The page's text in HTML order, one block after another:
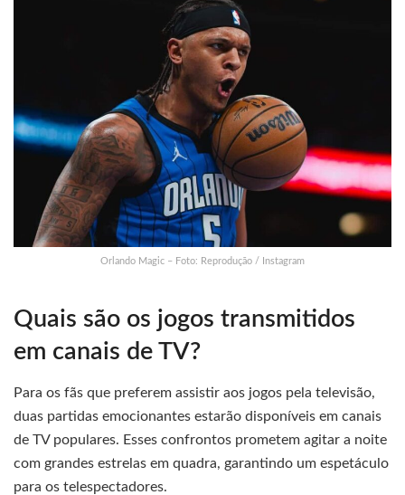
Orlando Magic – Foto: Reprodução / Instagram
Quais são os jogos transmitidos
em canais de TV?
Para os fãs que preferem assistir aos jogos pela televisão,
duas partidas emocionantes estarão disponíveis em canais
de TV populares. Esses confrontos prometem agitar a noite
com grandes estrelas em quadra, garantindo um espetáculo
para os telespectadores.